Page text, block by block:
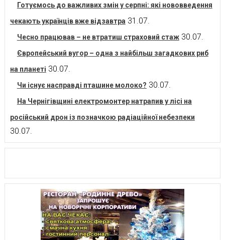
Готуємось до важливих змін у серпні: які нововведення
чекають українців вже відзавтра 31.07.
Чесно працював – не втратиш страховий стаж 30.07.
Європейський вугор – одна з найбільш загадкових риб
на планеті 30.07.
Чи існує насправді пташине молоко? 30.07.
На Чернігівщині електромонтер натрапив у лісі на
російський дрон із позначкою радіаційної небезпеки
30.07.